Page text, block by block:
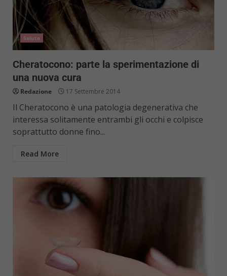
Salute
Cheratocono: parte la sperimentazione di
una nuova cura
Redazione 17 Settembre 2014
Il Cheratocono è una patologia degenerativa che
interessa solitamente entrambi gli occhi e colpisce
soprattutto donne fino...
Read More